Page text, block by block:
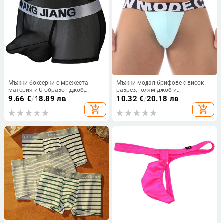
Мъжки боксерки с мрежеста
материя и U-образен джоб,
дишащи, средна талия, 88%
нейлон в основния плат, 88%
нейлон в подплатата
9.66 €/18.89 лв
add_shopping_cart
Мъжки модал брифове с висок
разрез, голям джоб и
декоративна лента с букви
10.32 €/20.18 лв
add_shopping_cart